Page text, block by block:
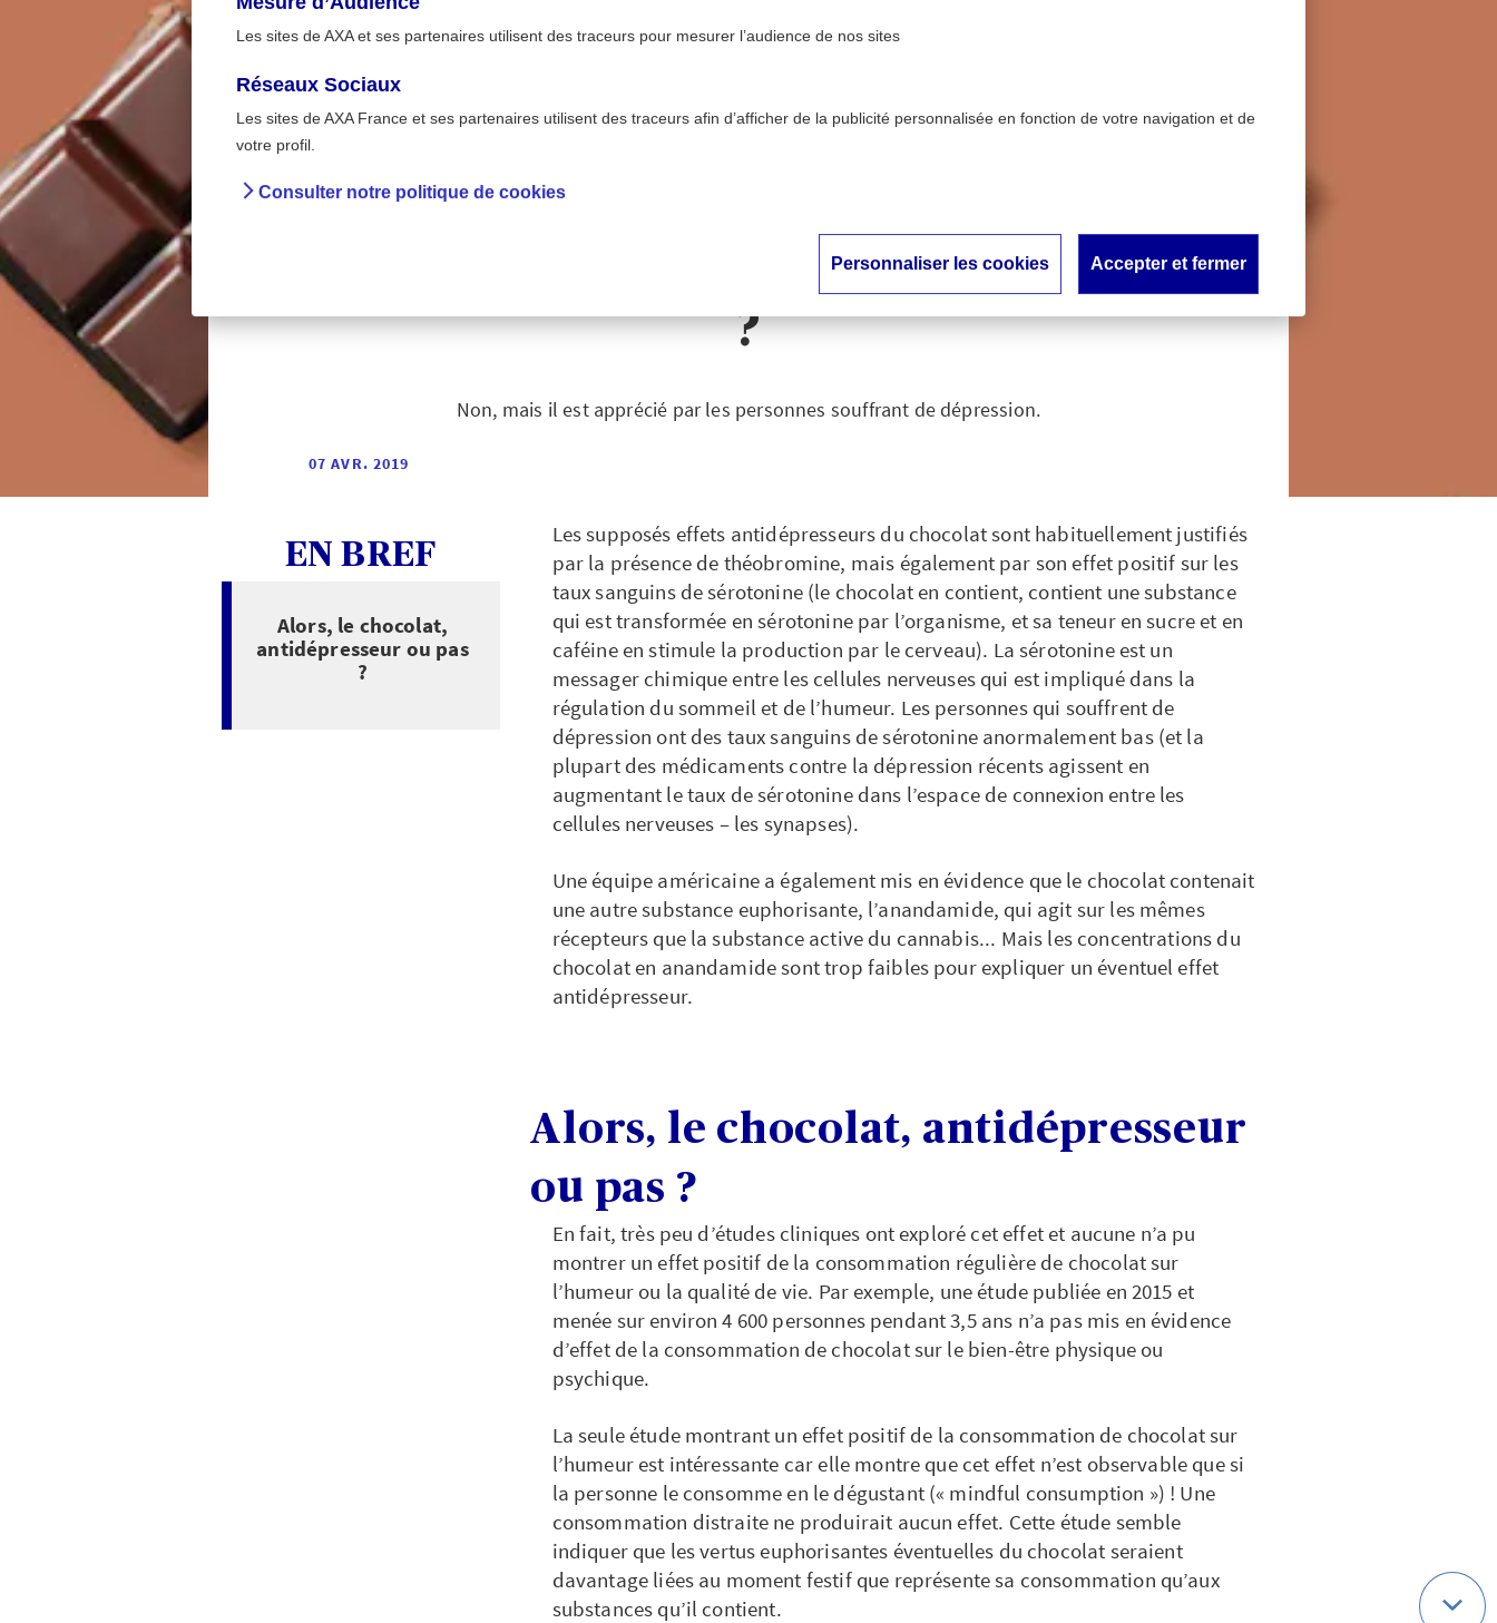
Accueil
Intox Detox : le chocolat est-il
vraiment un antidépresseur naturel
?
Non, mais il est apprécié par les personnes souffrant de dépression.
07 AVR. 2019
EN BREF
Alors, le chocolat,
antidépresseur ou pas
?
Les supposés effets antidépresseurs du chocolat sont habituellement justifiés
par la présence de théobromine, mais également par son effet positif sur les
taux sanguins de sérotonine (le chocolat en contient, contient une substance
qui est transformée en sérotonine par l’organisme, et sa teneur en sucre et en
caféine en stimule la production par le cerveau). La sérotonine est un
messager chimique entre les cellules nerveuses qui est impliqué dans la
régulation du sommeil et de l’humeur. Les personnes qui souffrent de
dépression ont des taux sanguins de sérotonine anormalement bas (et la
plupart des médicaments contre la dépression récents agissent en
augmentant le taux de sérotonine dans l’espace de connexion entre les
cellules nerveuses – les synapses).
Une équipe américaine a également mis en évidence que le chocolat contenait
une autre substance euphorisante, l’anandamide, qui agit sur les mêmes
récepteurs que la substance active du cannabis... Mais les concentrations du
chocolat en anandamide sont trop faibles pour expliquer un éventuel effet
antidépresseur.
Alors, le chocolat, antidépresseur
ou pas ?
En fait, très peu d’études cliniques ont exploré cet effet et aucune n’a pu
montrer un effet positif de la consommation régulière de chocolat sur
l’humeur ou la qualité de vie. Par exemple, une étude publiée en 2015 et
menée sur environ 4 600 personnes pendant 3,5 ans n’a pas mis en évidence
d’effet de la consommation de chocolat sur le bien-être physique ou
psychique.
La seule étude montrant un effet positif de la consommation de chocolat sur
l’humeur est intéressante car elle montre que cet effet n’est observable que si
la personne le consomme en le dégustant (« mindful consumption ») ! Une
consommation distraite ne produirait aucun effet. Cette étude semble
indiquer que les vertus euphorisantes éventuelles du chocolat seraient
davantage liées au moment festif que représente sa consommation qu’aux
substances qu’il contient.
Les sites de AXA et ses partenaires utilisent des traceurs pour mesurer l’audience de nos sites
Réseaux Sociaux
Les sites de AXA France et ses partenaires utilisent des traceurs afin d’afficher de la publicité personnalisée en fonction de votre navigation et de
votre profil.
Consulter notre politique de cookies
Personnaliser les cookies Accepter et fermer